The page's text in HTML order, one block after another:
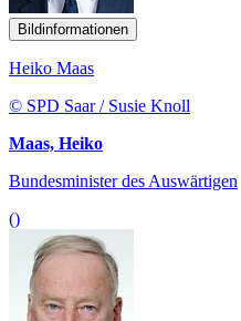
Bildinformationen
Heiko Maas
© SPD Saar / Susie Knoll
Maas, Heiko
Bundesminister des Auswärtigen
()